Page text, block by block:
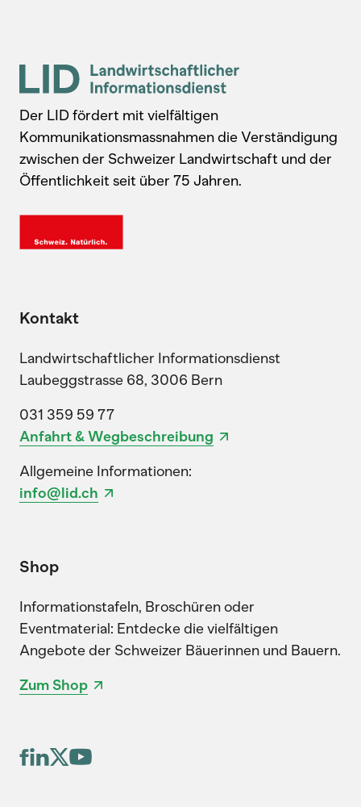
Der LID fördert mit vielfältigen
Kommunikationsmassnahmen die Verständigung
zwischen der Schweizer Landwirtschaft und der
Öffentlichkeit seit über 75 Jahren.
Kontakt
Landwirtschaftlicher Informationsdienst
Laubeggstrasse 68, 3006 Bern
031 359 59 77
Anfahrt & Wegbeschreibung
Allgemeine Informationen:
info@lid.ch
Shop
Informationstafeln, Broschüren oder
Eventmaterial: Entdecke die vielfältigen
Angebote der Schweizer Bäuerinnen und Bauern.
Zum Shop